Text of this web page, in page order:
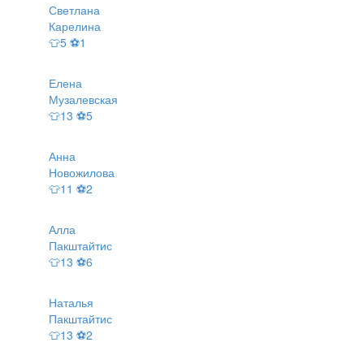
Светлана
Карелина
👕5 ⚽1
Елена
Музалевская
👕13 ⚽5
Анна
Новожилова
👕11 ⚽2
Алла
Пакштайтис
👕13 ⚽6
Наталья
Пакштайтис
👕13 ⚽2